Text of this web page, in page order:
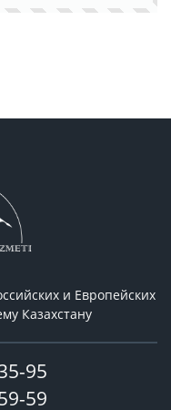
и Европейских
Казахстану
95
59